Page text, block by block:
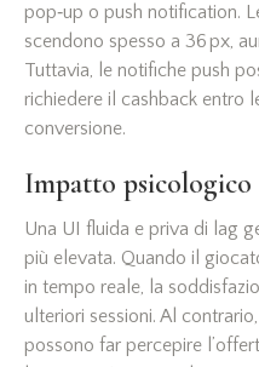
pop‑up o push notification.
scendono spesso a 36 px,
Tuttavia, le notifiche push
richiedere il cashback entro
conversione.
Impatto psicologico
Una UI fluida e priva di lag
più elevata. Quando il
in tempo reale, la
ulteriori sessioni. Al
possono far percepire